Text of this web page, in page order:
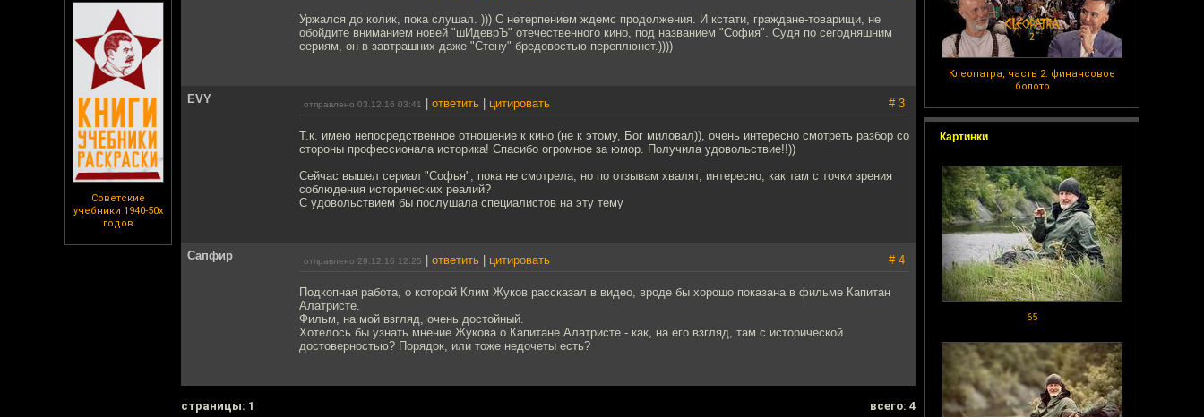
Советские
учебники 1940-50х
годов
Клеопатра, часть 2: финансовое
болото
Картинки
65
Уржался до колик, пока слушал. ))) С нетерпением ждемс продолжения. И кстати, граждане-товарищи, не
обойдите вниманием новей "шИдеврЪ" отечественного кино, под названием "София". Судя по сегодняшним
сериям, он в завтрашних даже "Стену" бредовостью переплюнет.))))
EVY отправлено 03.12.16 03:41 ответить цитировать # 3
Т.к. имею непосредственное отношение к кино (не к этому, Бог миловал)), очень интересно смотреть разбор со
стороны профессионала историка! Спасибо огромное за юмор. Получила удовольствие!!))
Сейчас вышел сериал "Софья", пока не смотрела, но по отзывам хвалят, интересно, как там с точки зрения
соблюдения исторических реалий?
С удовольствием бы послушала специалистов на эту тему
Сапфир отправлено 29.12.16 12:25 ответить цитировать # 4
Подкопная работа, о которой Клим Жуков рассказал в видео, вроде бы хорошо показана в фильме Капитан
Алатристе.
Фильм, на мой взгляд, очень достойный.
Хотелось бы узнать мнение Жукова о Капитане Алатристе - как, на его взгляд, там с исторической
достоверностью? Порядок, или тоже недочеты есть?
cтраницы: 1 всего: 4